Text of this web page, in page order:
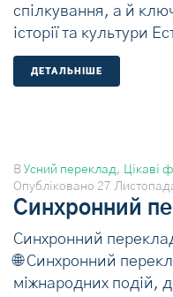
спілкування, а й
історії та культури
ДЕТАЛЬНIШЕ
В Усний переклад, Цікаві
Опубліковано 27
Синхронний
Синхронний
🌐 Синхронний
міжнародних подій,